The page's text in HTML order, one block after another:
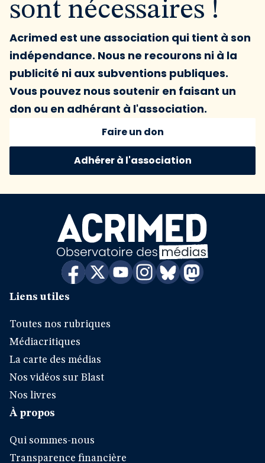
sont nécessaires !
Acrimed est une association qui tient à son
indépendance. Nous ne recourons ni à la
publicité ni aux subventions publiques.
Vous pouvez nous soutenir en faisant un
don ou en adhérant à l'association.
Faire un don
Adhérer à l'association
Liens utiles
Toutes nos rubriques
Médiacritiques
La carte des médias
Nos vidéos sur Blast
Nos livres
À propos
Qui sommes-nous
Transparence financière